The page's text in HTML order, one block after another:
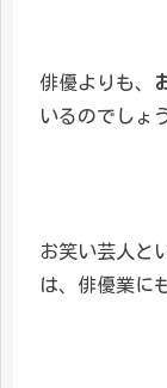
俳優よりも、
いるのでしょ
お笑い芸人と
は、俳優業に